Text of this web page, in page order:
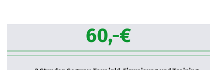
60,-€